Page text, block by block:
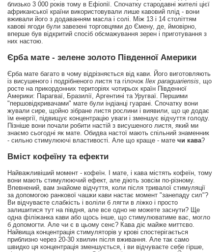
близько 3 000 років тому в Ефіопії. Спочатку стародавні жителі цієї
африканської країни використовували лише кавовий плід - вони
вживали його з додаванням масла і солі. Між 13 і 14 століттям
кавові ягоди були завезені торговцями до Ємену, де, ймовірно,
вперше був відкритий спосіб обсмажування зерен і приготування з
них настою.
Єрба мате - зелене золото Південної Америки
Єрба мате багато в чому відрізняється від кави. Його виготовляють
із висушеного і подрібненого листя та гілочок Ilex paraguariensis, що
росте на прикордонних територіях чотирьох країн Південної
Америки: Парагваї, Бразилії, Аргентині та Уругваї. Першими
"першовідкривачами" мате були індіанці гуарані. Спочатку вони
жували сире, щойно зібране листя рослини і виявили, що це додає
їм енергії, підвищує концентрацію уваги і зменшує відчуття голоду.
Пізніше вони почали робити настій з висушеного листя, який ми
знаємо сьогодні як мате. Обидва настої мають спільний знаменник
- сильно стимулюючі властивості. Але що краще - мате чи кава?
Вміст кофеїну та ефекти
Найважливіший момент - кофеїн. І мате, і кава містять кофеїн, тому
вони мають стимулюючий ефект, але діють зовсім по-різному.
Впевнений, вам знайоме відчуття, коли після тривалої стимуляції
за допомогою ранкової чашки кави настає момент "занепаду сил"?
Ви відчуваєте слабкість і воліли б лягти в ліжко і просто
залишитися тут на півдня, але все одно не можете заснути? Ще
одна філіжанка кави або щось інше, що стимулюватиме вас, могло
б допомогти. Але чи є в цьому сенс? Кава діє майже миттєво.
Найвища концентрація стимуляторів у крові спостерігається
приблизно через 20-30 хвилин після вживання. Але так само
швидко ця концентрація зменшується, і ви відчуваєте себе гірше,